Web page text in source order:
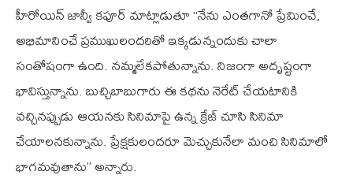
హీరోయిన్ జాన్వీ కపూర్ మాట్లాడుతూ ‘‘నేను ఎంతగానో ప్రేమించే,
అభిమానించే ప్రముఖులందరితో ఇక్కడున్నందుకు చాలా
సంతోషంగా ఉంది. నమ్మలేకపోతున్నాను. నిజంగా అదృష్టంగా
భావిస్తున్నాను. బుచ్చిబాబుగారు ఈ కథను నెరేట్ చేయటానికి
వచ్చినప్పుడు ఆయనకు సినిమాపై ఉన్న క్రేజ్ చూసి సినిమా
చేయాలనకున్నాను. ప్రేక్షకులందరూ మెచ్చుకునేలా మంచి సినిమాలో
భాగమవుతాను’’ అన్నారు.